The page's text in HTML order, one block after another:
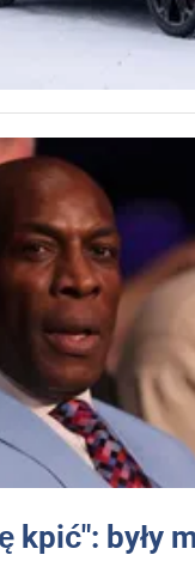
kpić": były